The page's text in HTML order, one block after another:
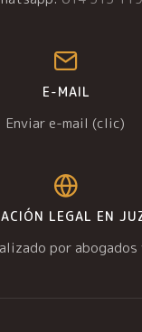
E-MAIL
Enviar e-mail (clic)
LEGAL EN
por